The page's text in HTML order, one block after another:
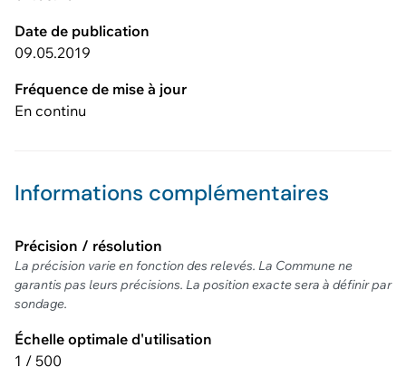
Date de publication
09.05.2019
Fréquence de mise à jour
En continu
Informations complémentaires
Précision / résolution
La précision varie en fonction des relevés. La Commune ne
garantis pas leurs précisions. La position exacte sera à définir par
sondage.
Échelle optimale d'utilisation
1 / 500